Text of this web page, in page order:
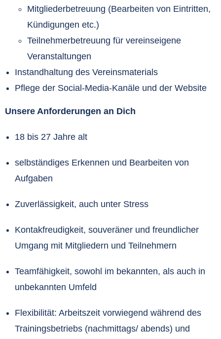
Mitgliederbetreuung (Bearbeiten von Eintritten,
Kündigungen etc.)
Teilnehmerbetreuung für vereinseigene
Veranstaltungen
Instandhaltung des Vereinsmaterials
Pflege der Social-Media-Kanäle und der Website
Unsere Anforderungen an Dich
18 bis 27 Jahre alt
selbständiges Erkennen und Bearbeiten von
Aufgaben
Zuverlässigkeit, auch unter Stress
Kontakfreudigkeit, souveräner und freundlicher
Umgang mit Mitgliedern und Teilnehmern
Teamfähigkeit, sowohl im bekannten, als auch in
unbekannten Umfeld
Flexibilität: Arbeitszeit vorwiegend während des
Trainingsbetriebs (nachmittags/ abends) und